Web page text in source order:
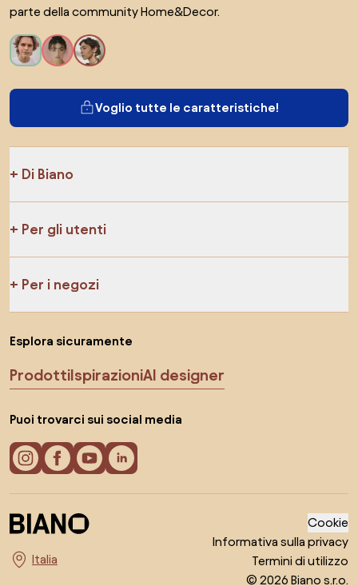
parte della community Home&Decor.
Voglio tutte le caratteristiche!
Di Biano
Per gli utenti
Per i negozi
Esplora sicuramente
ProdottiIspirazioniAI designer
Puoi trovarci sui social media
Seleziona il paese
Cookie
Informativa sulla privacy
Termini di utilizzo
© 2026 Biano s.r.o.